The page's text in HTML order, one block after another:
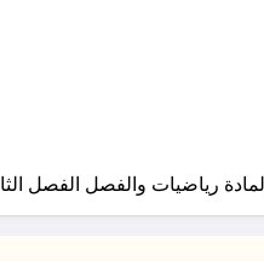
رياضيات والفصل الفصل